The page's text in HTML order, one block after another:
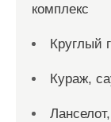
комплекс
Круглый
Кураж,